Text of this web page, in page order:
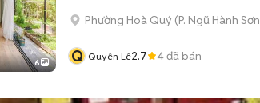
6
Phường Hoà Quý (P. Ngũ Hành Sơn
Q Quyên Lê2.7 4đã bán